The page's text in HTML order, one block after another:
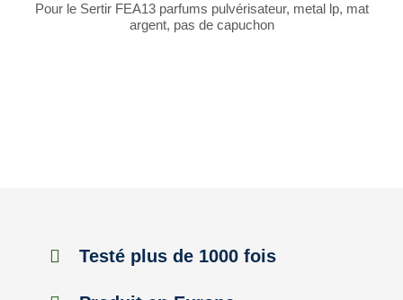
Pour le Sertir FEA13 parfums pulvérisateur, metal lp, mat
argent, pas de capuchon
Testé plus de 1000 fois